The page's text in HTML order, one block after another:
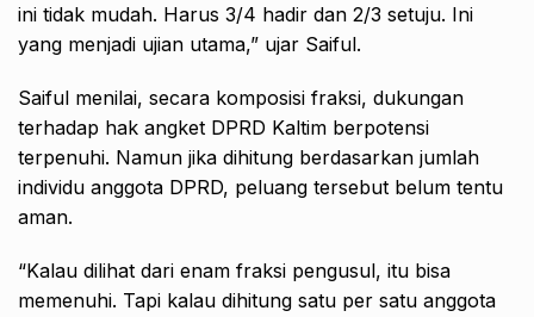
ini tidak mudah. Harus 3/4 hadir dan 2/3 setuju. Ini
yang menjadi ujian utama,” ujar Saiful.
Saiful menilai, secara komposisi fraksi, dukungan
terhadap hak angket DPRD Kaltim berpotensi
terpenuhi. Namun jika dihitung berdasarkan jumlah
individu anggota DPRD, peluang tersebut belum tentu
aman.
“Kalau dilihat dari enam fraksi pengusul, itu bisa
memenuhi. Tapi kalau dihitung satu per satu anggota